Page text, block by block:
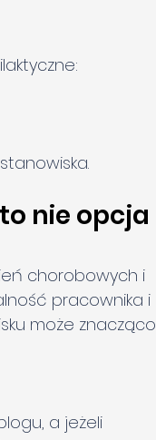
nie opcja
chorobowych i
pracownika i
może znacząco
a jeżeli